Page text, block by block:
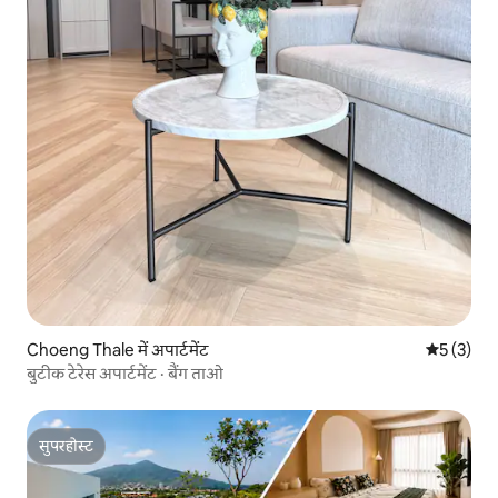
Choeng Thale में अपार्टमेंट औसत रेटिंग
5 (3)
बुटीक टेरेस अपार्टमेंट · बैंग ताओ
सुपरहोस्ट
सुपरहोस्ट